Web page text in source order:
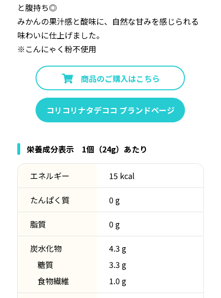
と腹持ち◎
みかんの果汁感と酸味に、自然な甘みを感じられる
味わいに仕上げました。
※こんにゃく粉不使用
商品のご購入はこちら
コリコリナタデココ ブランドページ
栄養成分表示 1個（24g）あたり
エネルギー 15 kcal
たんぱく質 0 g
脂質 0 g
炭水化物
4.3 g
糖質
3.3 g
食物繊維
1.0 g